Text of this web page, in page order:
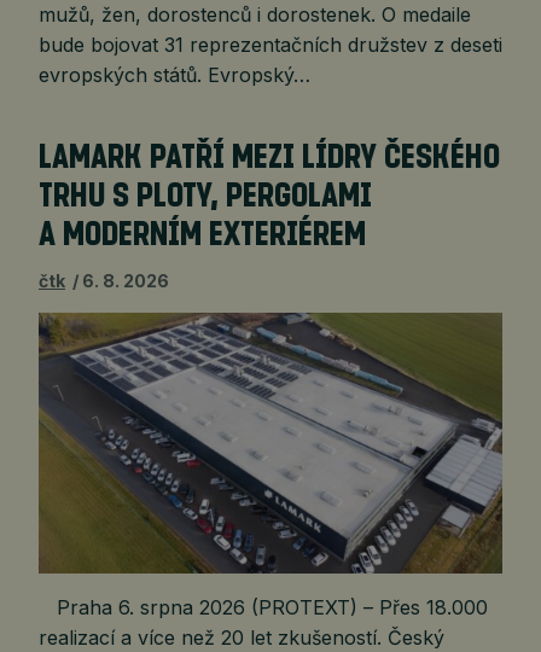
mužů, žen, dorostenců i dorostenek. O medaile
bude bojovat 31 reprezentačních družstev z deseti
evropských států. Evropský…
LAMARK PATŘÍ MEZI LÍDRY ČESKÉHO
TRHU S PLOTY, PERGOLAMI
A MODERNÍM EXTERIÉREM
čtk 6. 8. 2026
Praha 6. srpna 2026 (PROTEXT) – Přes 18.000
realizací a více než 20 let zkušeností. Český